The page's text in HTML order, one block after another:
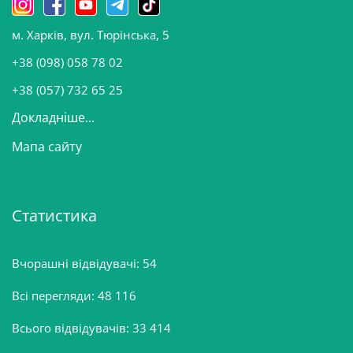
о
в
и
м. Харків, вул. Тюрінська, 5
+38 (098) 058 78 02
+38 (057) 732 65 25
Докладніше...
Мапа сайту
Статистика
Вчорашні відвідувачі: 54
Всі перегляди: 48 116
Всього відвідувачів: 33 414